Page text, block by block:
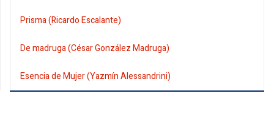
Prisma (Ricardo Escalante)
De madruga (César González Madruga)
Esencia de Mujer (Yazmín Alessandrini)